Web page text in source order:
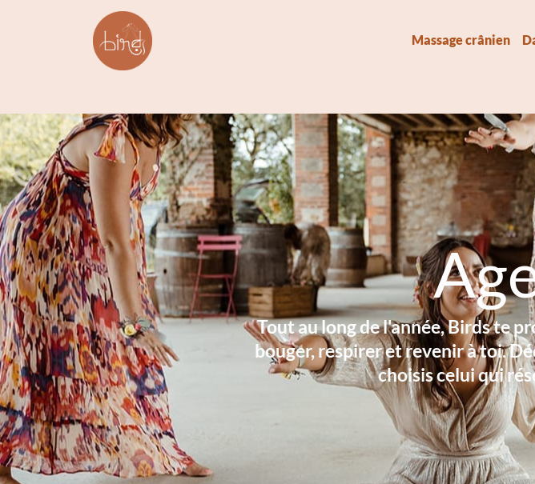
Massage crânien
Tout au long de l'année, Birds te
bouger, respirer et revenir à toi.
choisis celui qui